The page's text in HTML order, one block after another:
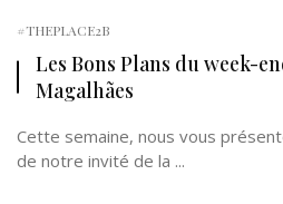
#THEPLACE2B
Les Bons Plans du week-
Magalhães
Cette semaine, nous vous
de notre invité de la ...